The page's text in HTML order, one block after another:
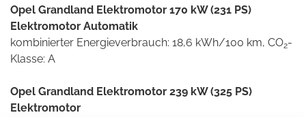
Opel Grandland Elektromotor 170 kW (231 PS)
Elektromotor Automatik
kombinierter Energieverbrauch: 18,6 kWh/100 km, CO2-
Klasse: A
Opel Grandland Elektromotor 239 kW (325 PS)
Elektromotor